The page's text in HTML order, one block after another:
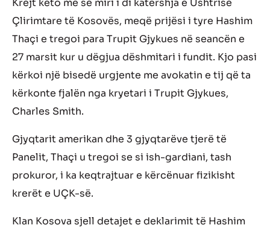
Krejt këto më së miri i di katërshja e Ushtrisë
Çlirimtare të Kosovës, meqë prijësi i tyre Hashim
Thaçi e tregoi para Trupit Gjykues në seancën e
27 marsit kur u dëgjua dëshmitari i fundit. Kjo pasi
kërkoi një bisedë urgjente me avokatin e tij që ta
kërkonte fjalën nga kryetari i Trupit Gjykues,
Charles Smith.
Gjyqtarit amerikan dhe 3 gjyqtarëve tjerë të
Panelit, Thaçi u tregoi se si ish-gardiani, tash
prokuror, i ka keqtrajtuar e kërcënuar fizikisht
krerët e UÇK-së.
Klan Kosova sjell detajet e deklarimit të Hashim